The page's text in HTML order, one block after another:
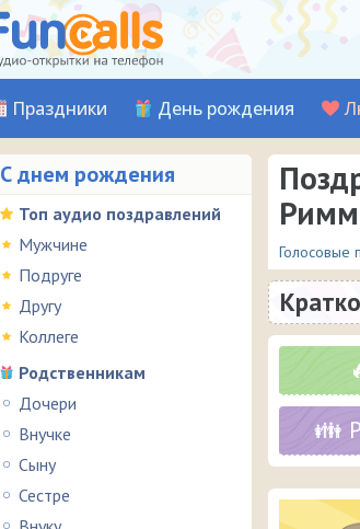
Праздники День рождения
С днем рождения
Топ аудио поздравлений
Мужчине
Подруге
Другу
Коллеге
Родственникам
Дочери
Внучке
Сыну
Сестре
Голосовые
👪